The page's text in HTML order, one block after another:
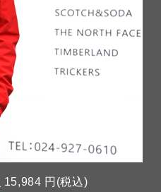
15,984 円(税込)